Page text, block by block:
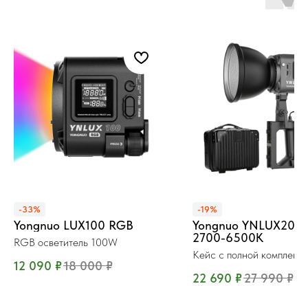
-33%
Yongnuo LUX100 RGB
RGB осветитель 100W
12 090 ₽18 000 ₽
-19%
Yongnuo YNLUX200
2700-6500К
Кейс с полной
22 690 ₽27 990 ₽